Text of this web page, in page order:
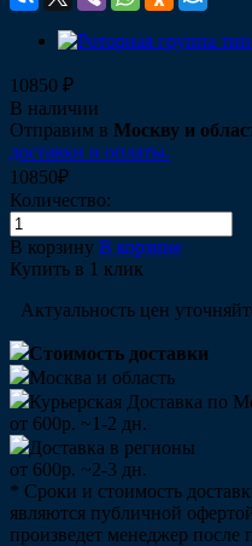
10850 ₽
В наличии
Отправим в Москву и
доставки и оплаты.
10850₽
Количество:
В корзину В корзине
Купить в 1 клик
Актуальность цен
Стоимость доставки
Москва и область
Курьерская Доставка по
от 600р. ~1-2 дн.
Доставка в регионы
от 600р. ~2-3 дн.
* Сроки и стоимость
являются публичной
произведет менеджер после